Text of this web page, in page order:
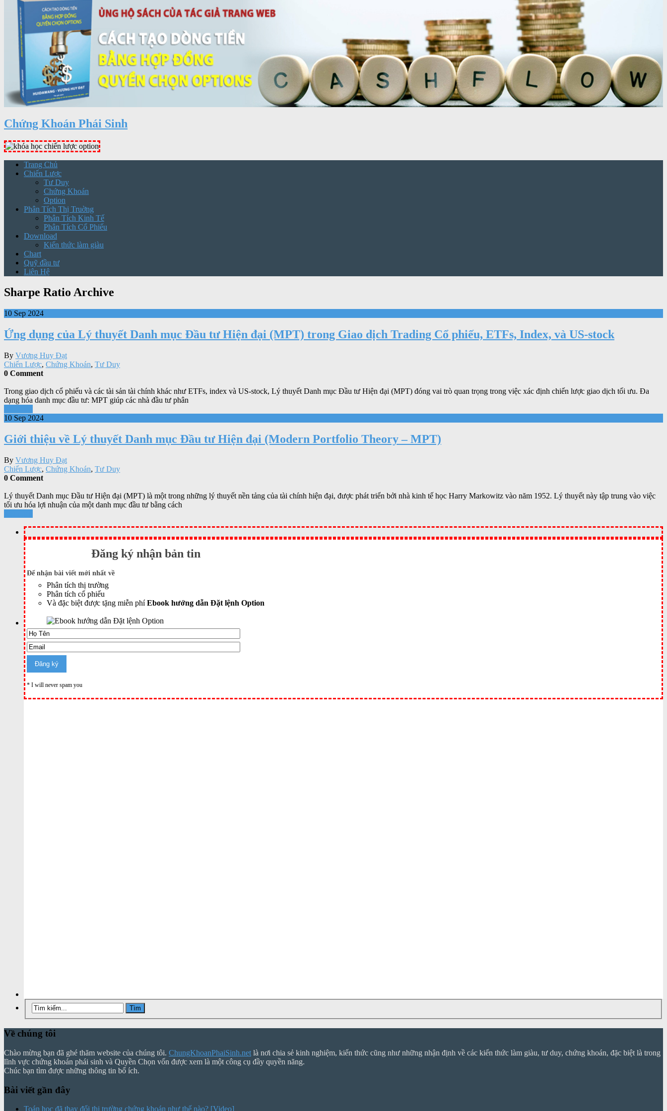
Chứng Khoán Phái Sinh
Trang Chủ
Chiến Lược
Tư Duy
Chứng Khoán
Option
Phân Tích Thị Truờng
Phân Tích Kinh Tế
Phân Tích Cổ Phiếu
Download
Kiến thức làm giàu
Chart
Quỹ đầu tư
Liên Hệ
Sharpe Ratio Archive
10 Sep 2024
Ứng dụng của Lý thuyết Danh mục Đầu tư Hiện đại (MPT) trong Giao dịch Trading Cổ phiếu, ETFs, Index, và US-stock
By Vương Huy Đạt
Chiến Lược, Chứng Khoán, Tư Duy
0 Comment
Trong giao dịch cổ phiếu và các tài sản tài chính khác như ETFs, index và US-stock, Lý thuyết Danh mục Đầu tư Hiện đại (MPT) đóng vai trò quan trọng trong việc xác định chiến lược giao dịch tối ưu. Đa
dạng hóa danh mục đầu tư: MPT giúp các nhà đầu tư phân
10 Sep 2024
Giới thiệu về Lý thuyết Danh mục Đầu tư Hiện đại (Modern Portfolio Theory – MPT)
By Vương Huy Đạt
Chiến Lược, Chứng Khoán, Tư Duy
0 Comment
Lý thuyết Danh mục Đầu tư Hiện đại (MPT) là một trong những lý thuyết nền tảng của tài chính hiện đại, được phát triển bởi nhà kinh tế học Harry Markowitz vào năm 1952. Lý thuyết này tập trung vào việc
tối ưu hóa lợi nhuận của một danh mục đầu tư bằng cách
Đăng ký nhận bản tin
Để nhận bài viết mới nhất về
Phân tích thị trường
Phân tích cổ phiếu
Và đặc biệt được tặng miễn phíEbook hướng dẫn Đặt lệnh Option
* I will never spam you
Về chúng tôi
Chào mừng bạn đã ghé thăm website của chúng tôi. ChungKhoanPhaiSinh.net là nơi chia sẻ kinh nghiệm, kiến thức cũng như những nhận định về các kiến thức làm giàu, tư duy, chứng khoán, đặc biệt là trong
lĩnh vực chứng khoán phái sinh và Quyền Chọn vốn được xem là một công cụ đầy quyền năng.
Chúc bạn tìm được những thông tin bổ ích.
Bài viết gần đây
Toán học đã thay đổi thị trường chứng khoán như thế nào? [Video]